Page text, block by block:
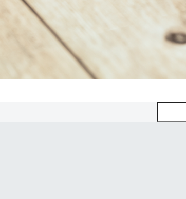
Pretraga